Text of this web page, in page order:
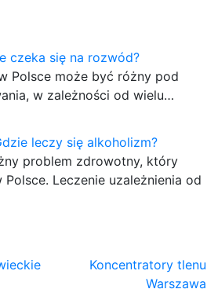
czeka się na rozwód?
Polsce może być różny pod
w zależności od wielu…
leczy się alkoholizm?
problem zdrowotny, który
Leczenie uzależnienia od
Koncentratory tlenu
Warszawa